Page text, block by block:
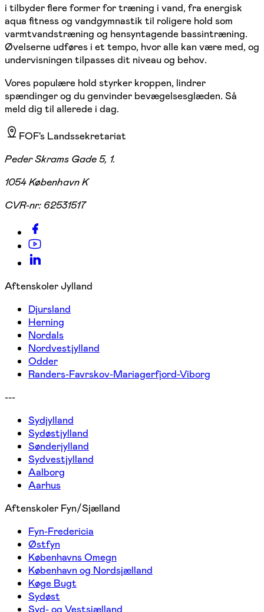
i tilbyder flere former for træning i vand, fra energisk
aqua fitness og vandgymnastik til roligere hold som
varmtvandstræning og hensyntagende bassintræning.
Øvelserne udføres i et tempo, hvor alle kan være med, og
undervisningen tilpasses dit niveau og behov.
Vores populære hold styrker kroppen, lindrer
spændinger og du genvinder bevægelsesglæden. Så
meld dig til allerede i dag.
FOF's Landssekretariat
Peder Skrams Gade 5, 1.
1054 København K
CVR-nr: 62531517
Aftenskoler Jylland
Djursland
Herning
Nordals
Nordvestjylland
Odder
Randers-Favrskov-Mariagerfjord-Viborg
---
Sydjylland
Sydøstjylland
Sønderjylland
Sydvestjylland
Aalborg
Aarhus
Aftenskoler Fyn/Sjælland
Fyn-Fredericia
Østfyn
Københavns Omegn
København og Nordsjælland
Køge Bugt
Sydøst
Syd- og Vestsjælland